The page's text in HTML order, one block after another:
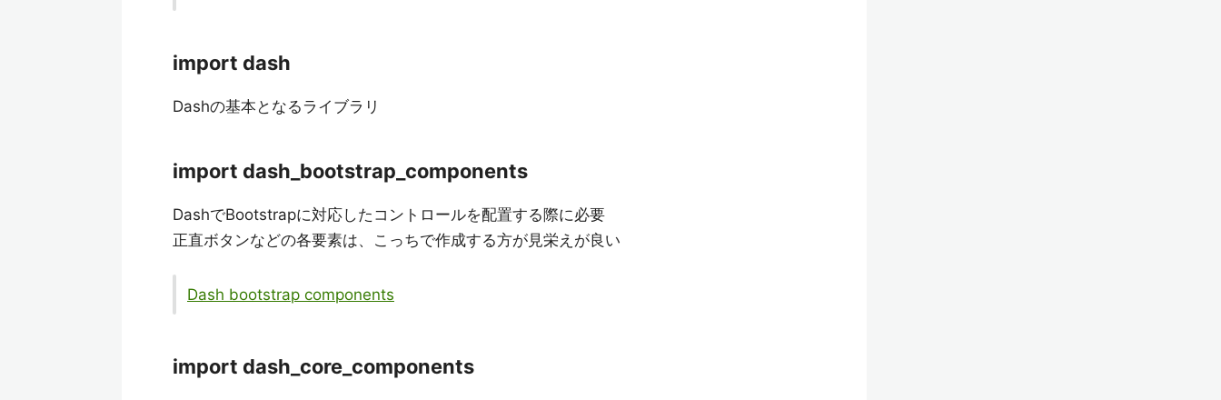
import dash
Dashの基本となるライブラリ
import dash_bootstrap_components
DashでBootstrapに対応したコントロールを配置する際に必要
正直ボタンなどの各要素は、こっちで作成する方が見栄えが良い
Dash bootstrap components
import dash_core_components